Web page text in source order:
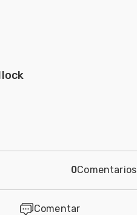
0Comentarios
Comentar